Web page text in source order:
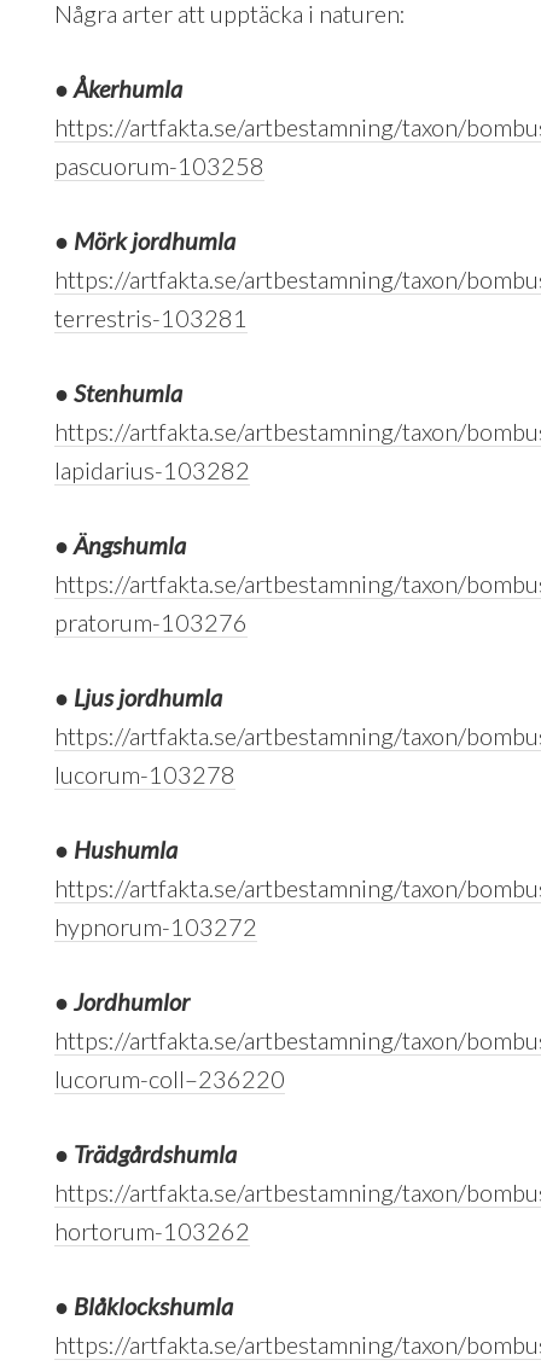
Några arter att upptäcka i naturen:
● Åkerhumla
https://artfakta.se/artbestamning/taxon/
pascuorum-103258
● Mörk jordhumla
https://artfakta.se/artbestamning/taxon/
terrestris-103281
● Stenhumla
https://artfakta.se/artbestamning/taxon/
lapidarius-103282
● Ängshumla
https://artfakta.se/artbestamning/taxon/
pratorum-103276
● Ljus jordhumla
https://artfakta.se/artbestamning/taxon/
lucorum-103278
● Hushumla
https://artfakta.se/artbestamning/taxon/
hypnorum-103272
● Jordhumlor
https://artfakta.se/artbestamning/taxon/
lucorum-coll–236220
● Trädgårdshumla
https://artfakta.se/artbestamning/taxon/
hortorum-103262
● Blåklockshumla
https://artfakta.se/artbestamning/taxon/